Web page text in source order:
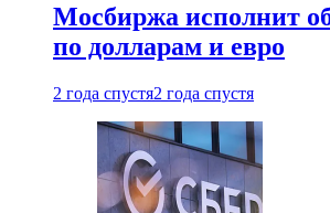
Мосбиржа исполнит
по долларам и евро
2 года спустя2 года спустя